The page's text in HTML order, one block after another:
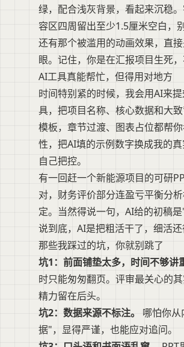
绿，配合浅灰背景，看起来沉稳
容区四周留出至少1.5厘米空白，
还有那个被滥用的动画效果，直
眼。记住，你是在汇报项目生死，
AI工具真能帮忙，但得用对地方
时间特别紧的时候，我会用AI来
具，把项目名称、核心数据和大
模板，章节过渡、图表占位都帮
性，把AI填的示例数字换成我的
自己把控。
有一回赶一个新能源项目的可研
对，财务评价部分连盈亏平衡分
定。当然得说一句，AI给的初稿
说到底，AI是把粗活干了，细活还
那些我踩过的坑，你就别跳了
坑1：前面铺垫太多，时间不够讲
时只能匆匆翻页。评审最关心的
精力留在后头。
坑2：数据来源不标注。
哪怕你
据"，显得严谨，也能应对追问。